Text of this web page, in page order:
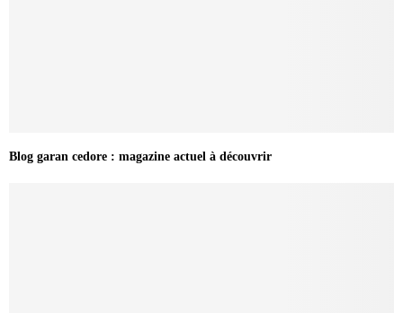
Blog garan cedore : magazine actuel à découvrir